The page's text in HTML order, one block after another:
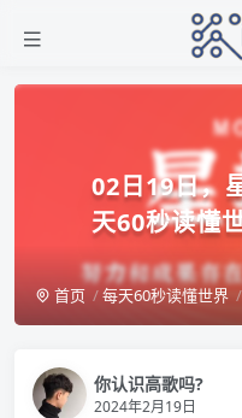
02日19日，
天60秒读懂
首页 每天60秒读懂世界
你认识高歌吗?
2024年2月19日